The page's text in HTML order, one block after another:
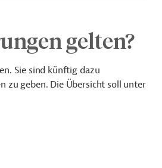
gelten?
Sie sind künftig dazu
zu geben. Die Übersicht soll unter